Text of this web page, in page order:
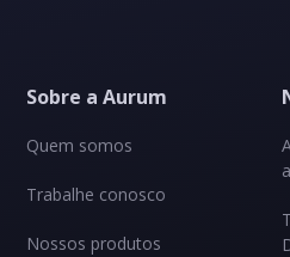
Sobre a Aurum
Quem somos
Trabalhe conosco
Nossos produtos